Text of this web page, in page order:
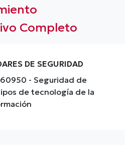
Completo
DE SEGURIDAD
60950 - Seguridad de
de tecnología de la